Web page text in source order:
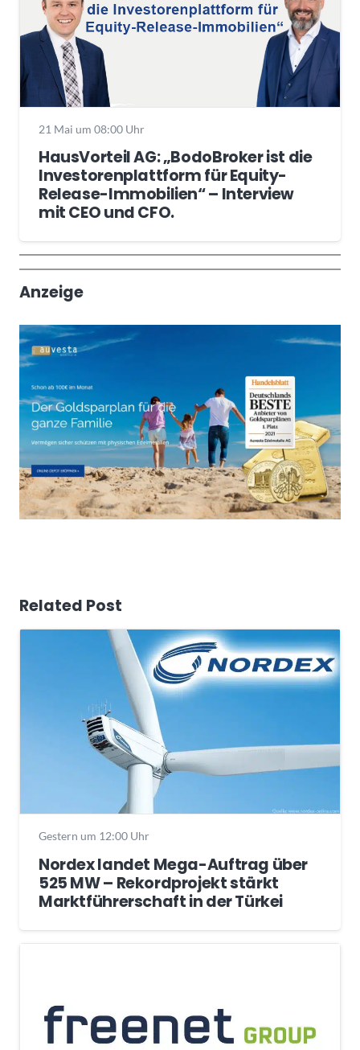
21 Mai um 08:00 Uhr
HausVorteil AG: „BodoBroker ist die
Investorenplattform für Equity-
Release-Immobilien“ – Interview
mit CEO und CFO.
Wochenrückblick
Trendthemen
Anzeige
Related Post
Gestern um 12:00 Uhr
Nordex landet Mega-Auftrag über
525 MW – Rekordprojekt stärkt
Marktführerschaft in der Türkei